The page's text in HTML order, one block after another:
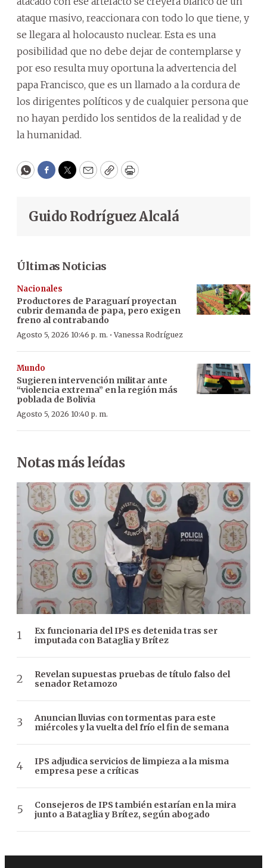
ataque masivo, reaccionara con todo lo que tiene, y
se llegara al holocausto nuclear. Esta es una
posibilidad que no debe dejar de contemplarse y
por eso resulta muy oportuna la advertencia del
papa Francisco, que es un llamado a la cordura de
los dirigentes políticos y de cualquier persona que
no hayan perdido los sentidos de la realidad y de
la humanidad.
WhatsApp
Facebook
Twitter
EmailCopyPrint
Guido Rodríguez Alcalá
Últimas Noticias
Nacionales
Productores de Paraguarí proyectan
cubrir demanda de papa, pero exigen
freno al contrabando
Agosto 5, 2026 10:46 p. m. ·Vanessa Rodríguez
Mundo
Sugieren intervención militar ante
“violencia extrema” en la región más
poblada de Bolivia
Agosto 5, 2026 10:40 p. m.
Notas más leídas
Ex funcionaria del IPS es detenida tras ser
imputada con Bataglia y Brítez
Revelan supuestas pruebas de título falso del
senador Retamozo
Anuncian lluvias con tormentas para este
miércoles y la vuelta del frío el fin de semana
IPS adjudica servicios de limpieza a la misma
empresa pese a críticas
Consejeros de IPS también estarían en la mira
junto a Bataglia y Brítez, según abogado